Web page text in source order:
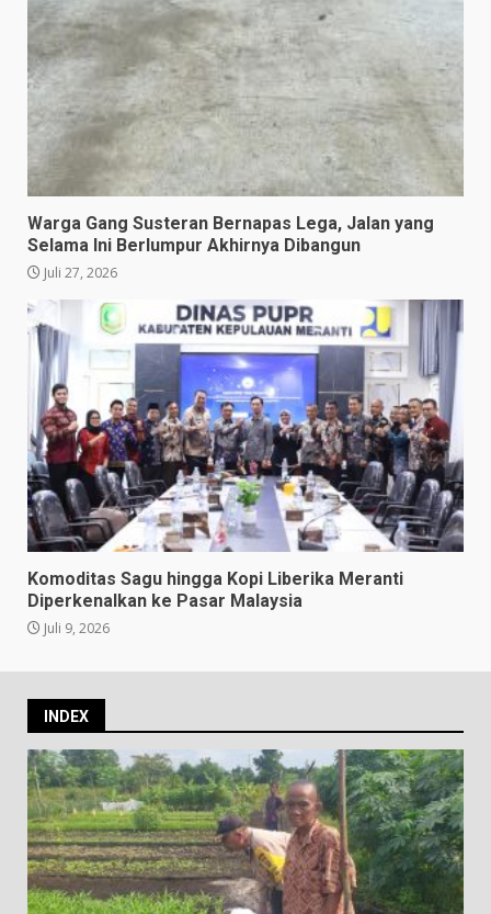
Warga Gang Susteran Bernapas Lega, Jalan yang
Selama Ini Berlumpur Akhirnya Dibangun
Juli 27, 2026
Komoditas Sagu hingga Kopi Liberika Meranti
Diperkenalkan ke Pasar Malaysia
Juli 9, 2026
INDEX